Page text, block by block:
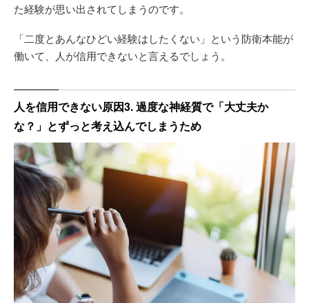
た経験が思い出されてしまうのです。
「二度とあんなひどい経験はしたくない」という防衛本能が
働いて、人が信用できないと言えるでしょう。
人を信用できない原因3. 過度な神経質で「大丈夫か
な？」とずっと考え込んでしまうため